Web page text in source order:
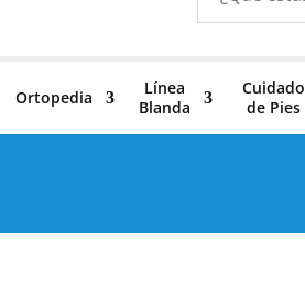
Ortopedia
Línea
Blanda
Cuidado
de Pies